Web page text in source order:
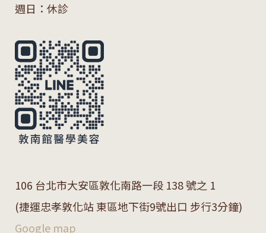
週日：休診
106 台北市大安區敦化南路一段 138 號之 1
(捷運忠孝敦化站 東區地下街9號出口 步行3分鐘)
Google map